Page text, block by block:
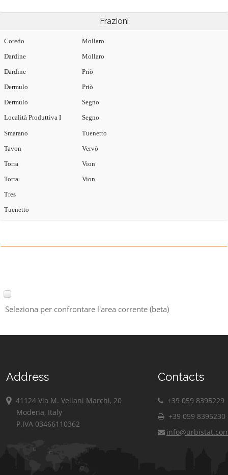
Frazioni
Coredo
Dardine
Dardine
Dermulo
Dermulo
Località Produttiva I
Mollaro
Mollaro
Priò
Priò
Segno
Segno
Smarano
Tavon
Torra
Torra
Tres
Tuenetto
Tuenetto
Vervò
Vion
Vion
Seleziona per confrontare l'area corrente (beta)
Address
41124 Via M. Vellani Marchi, 20
Modena, Italy
P.IVA 03466110362
Contacts
+39 059 8395229
+39 059 8395230